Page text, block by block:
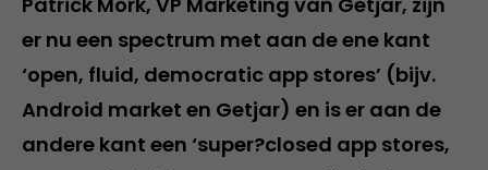
er nu een spectrum met aan de ene kant
‘open, fluid, democratic app stores’ (bijv.
Android market en Getjar) en is er aan de
andere kant een ‘super?closed app stores,